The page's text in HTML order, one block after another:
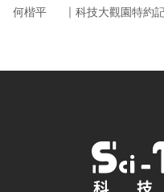
何楷平 ｜ 科技大觀園特約